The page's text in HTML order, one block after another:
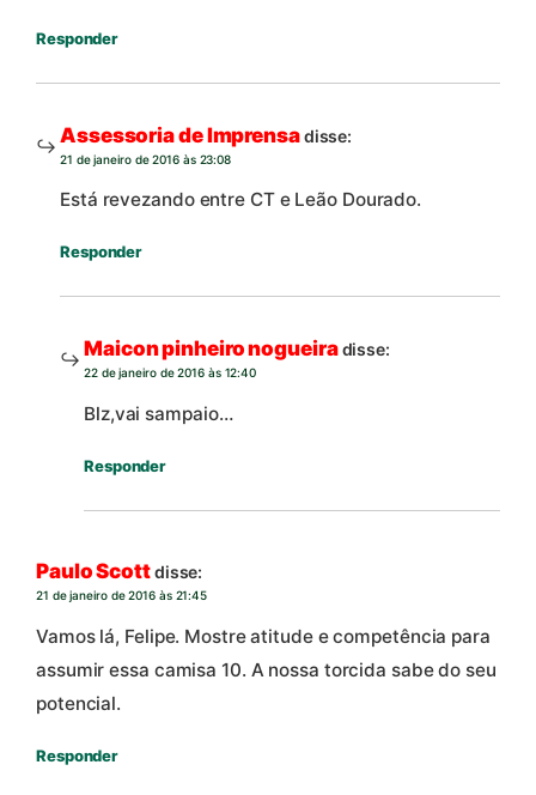
Responder
Assessoria de Imprensadisse:
21 de janeiro de 2016 às 23:08
Está revezando entre CT e Leão Dourado.
Responder
Maicon pinheiro nogueiradisse:
22 de janeiro de 2016 às 12:40
Blz,vai sampaio…
Responder
Paulo Scottdisse:
21 de janeiro de 2016 às 21:45
Vamos lá, Felipe. Mostre atitude e competência para
assumir essa camisa 10. A nossa torcida sabe do seu
potencial.
Responder